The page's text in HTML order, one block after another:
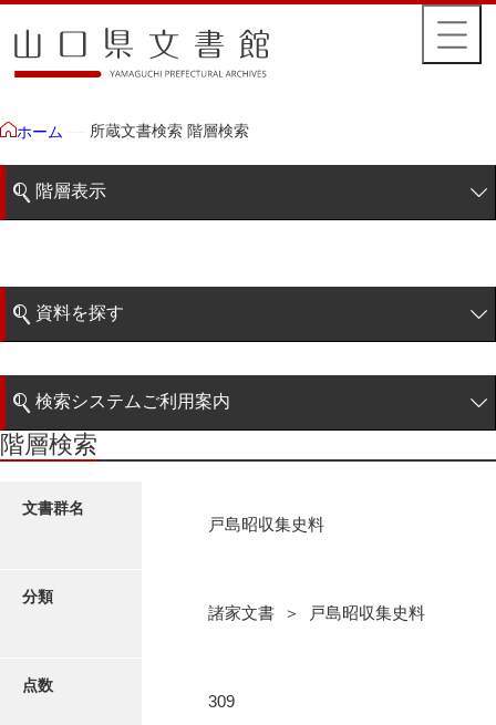
ホーム 所蔵文書検索 階層検索
階層表示
藩政文書
特定歴史公文書
諸家文書
資料を探す
階層検索
近代刊行写真帳類
検索システムご利用案内
検索システムの利用について
更新履歴
階層検索
文書群名
戸島昭収集史料
分類
諸家文書 ＞ 戸島昭収集史料
点数
309